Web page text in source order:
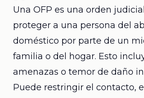
Una OFP es una orden
proteger a una persona del
doméstico por parte de un
familia o del hogar. Esto
amenazas o temor de daño
Puede restringir el contacto,